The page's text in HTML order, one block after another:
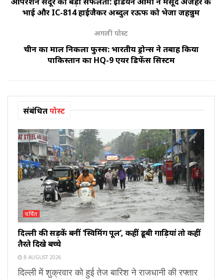
भाई और IC-814 हाईजैकर अब्दुल रऊफ को भेजा जहन्नुम
अगली पोस्ट
चीन का माल निकला फुस्स: भारतीय ड्रोन्स ने तबाह किया
पाकिस्तान का HQ-9 एयर डिफेंस सिस्टम
संबंधितपोस्ट
चर्चित
दिल्ली की सड़कें बनीं ‘स्विमिंग पूल’, कहीं डूबी गाड़ियां तो कहीं
तैरते दिखे बच्चे
8 AUGUST 2026
दिल्ली में शुक्रवार को हुई तेज बारिश ने राजधानी की रफ्तार